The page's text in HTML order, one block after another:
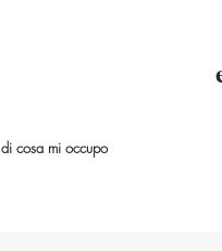
di cosa mi occupo